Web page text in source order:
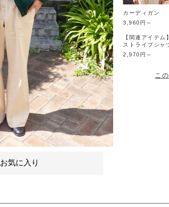
お気に入り
カーディガン
3,960円～
【関連アイテム】
ストライプシャ
2,970円～
こ